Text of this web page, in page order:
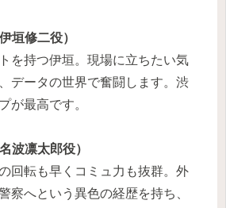
垣修二役）
を持つ伊垣。現場に立ちたい気
データの世界で奮闘します。渋
が最高です。
波凛太郎役）
回転も早くコミュ力も抜群。外
察へという異色の経歴を持ち、